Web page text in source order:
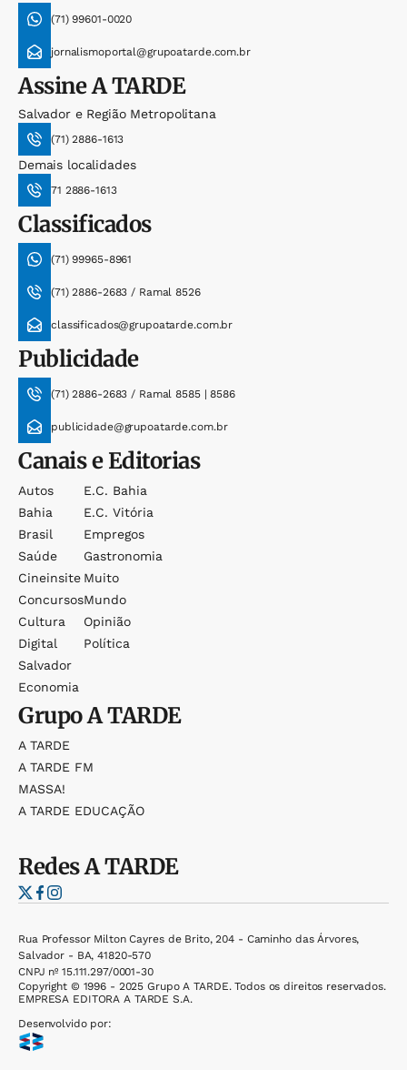
(71) 99601-0020
jornalismoportal@grupoatarde.com.br
AssineA TARDE
Salvador e Região Metropolitana
(71) 2886-1613
Demais localidades
71 2886-1613
Classificados
(71) 99965-8961
(71) 2886-2683 / Ramal 8526
classificados@grupoatarde.com.br
Publicidade
(71) 2886-2683 / Ramal 8585 | 8586
publicidade@grupoatarde.com.br
Canais e Editorias
Autos
Bahia
Brasil
Saúde
Cineinsite
Concursos
Cultura
Digital
Salvador
Economia
E.c. Bahia
E.c. Vitória
Empregos
Gastronomia
Muito
Mundo
Opinião
Política
GrupoA TARDE
A TARDE
A TARDE FM
MASSA!
A TARDE EDUCAÇÃO
RedesA TARDE
Rua Professor Milton Cayres de Brito, 204 - Caminho das Árvores,
Salvador - BA, 41820-570
CNPJ nº 15.111.297/0001-30
Copyright © 1996 - 2025 Grupo A TARDE. Todos os direitos reservados.
EMPRESA EDITORA A TARDE S.A.
Desenvolvido por: